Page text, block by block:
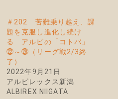
＃202 苦難乗り越え、課
題を克服し進化し続け
る アルビの「コトバ」
㉒～㉘（リーグ戦2/3終
了）
2022年9月21日
アルビレックス新潟
ALBIREX NIIGATA